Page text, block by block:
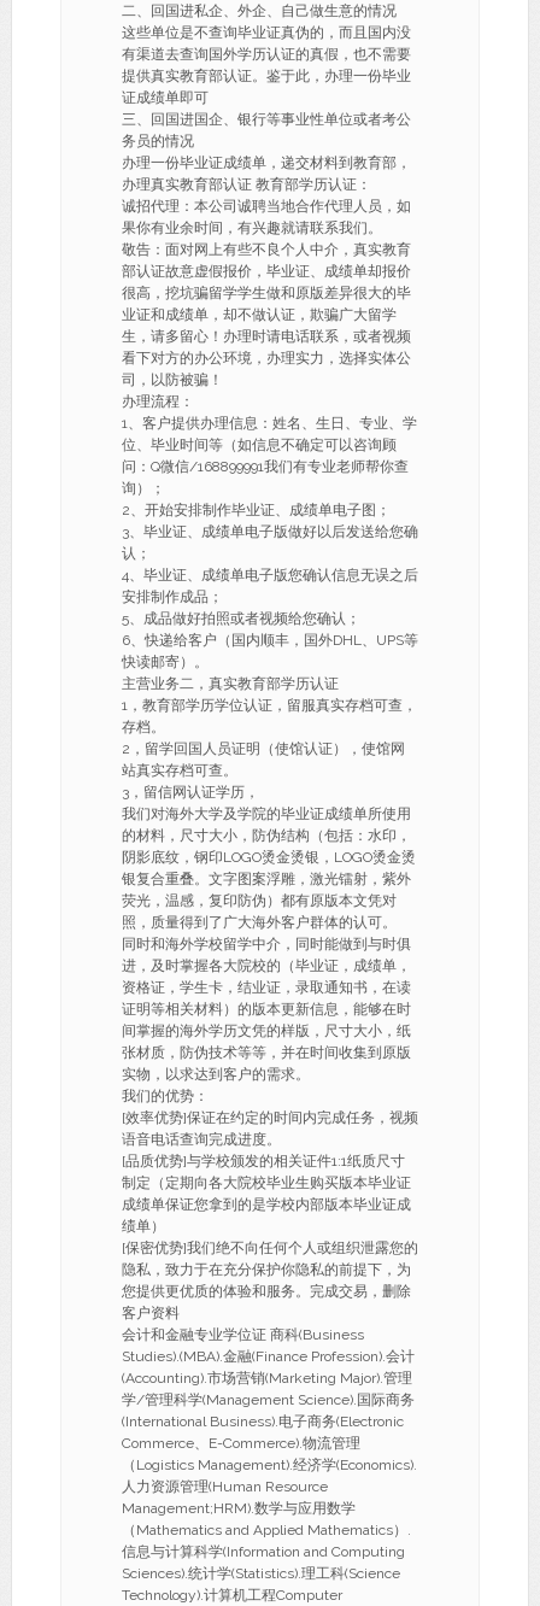
二、回国进私企、外企、自己做生意的情况
这些单位是不查询毕业证真伪的，而且国内没
有渠道去查询国外学历认证的真假，也不需要
提供真实教育部认证。鉴于此，办理一份毕业
证成绩单即可
三、回国进国企、银行等事业性单位或者考公
务员的情况
办理一份毕业证成绩单，递交材料到教育部，
办理真实教育部认证 教育部学历认证：
诚招代理：本公司诚聘当地合作代理人员，如
果你有业余时间，有兴趣就请联系我们。
敬告：面对网上有些不良个人中介，真实教育
部认证故意虚假报价，毕业证、成绩单却报价
很高，挖坑骗留学学生做和原版差异很大的毕
业证和成绩单，却不做认证，欺骗广大留学
生，请多留心！办理时请电话联系，或者视频
看下对方的办公环境，办理实力，选择实体公
司，以防被骗！
办理流程：
1、客户提供办理信息：姓名、生日、专业、学
位、毕业时间等（如信息不确定可以咨询顾
问：Q微信/168899991我们有专业老师帮你查
询）；
2、开始安排制作毕业证、成绩单电子图；
3、毕业证、成绩单电子版做好以后发送给您确
认；
4、毕业证、成绩单电子版您确认信息无误之后
安排制作成品；
5、成品做好拍照或者视频给您确认；
6、快递给客户（国内顺丰，国外DHL、UPS等
快读邮寄）。
主营业务二，真实教育部学历认证
1，教育部学历学位认证，留服真实存档可查，
存档。
2，留学回国人员证明（使馆认证），使馆网
站真实存档可查。
3，留信网认证学历，
我们对海外大学及学院的毕业证成绩单所使用
的材料，尺寸大小，防伪结构（包括：水印，
阴影底纹，钢印LOGO烫金烫银，LOGO烫金烫
银复合重叠。文字图案浮雕，激光镭射，紫外
荧光，温感，复印防伪）都有原版本文凭对
照，质量得到了广大海外客户群体的认可。
同时和海外学校留学中介，同时能做到与时俱
进，及时掌握各大院校的（毕业证，成绩单，
资格证，学生卡，结业证，录取通知书，在读
证明等相关材料）的版本更新信息，能够在时
间掌握的海外学历文凭的样版，尺寸大小，纸
张材质，防伪技术等等，并在时间收集到原版
实物，以求达到客户的需求。
我们的优势：
[效率优势]保证在约定的时间内完成任务，视频
语音电话查询完成进度。
[品质优势]与学校颁发的相关证件1:1纸质尺寸
制定（定期向各大院校毕业生购买版本毕业证
成绩单保证您拿到的是学校内部版本毕业证成
绩单）
[保密优势]我们绝不向任何个人或组织泄露您的
隐私，致力于在充分保护你隐私的前提下，为
您提供更优质的体验和服务。完成交易，删除
客户资料
会计和金融专业学位证 商科(Business
Studies).(MBA).金融(Finance Profession).会计
(Accounting).市场营销(Marketing Major).管理
学/管理科学(Management Science).国际商务
(International Business).电子商务(Electronic
Commerce、E-Commerce).物流管理
（Logistics Management).经济学(Economics).
人力资源管理(Human Resource
Management;HRM).数学与应用数学
（Mathematics and Applied Mathematics）.
信息与计算科学(Information and Computing
Sciences).统计学(Statistics).理工科(Science
Technology).计算机工程Computer